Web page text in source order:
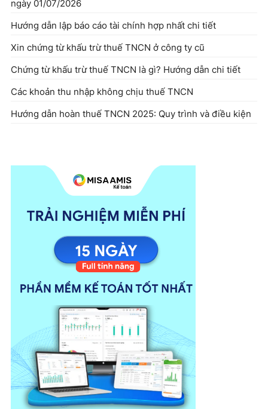
ngày 01/07/2026
Hướng dẫn lập báo cáo tài chính hợp nhất chi tiết
Xin chứng từ khấu trừ thuế TNCN ở công ty cũ
Chứng từ khấu trừ thuế TNCN là gì? Hướng dẫn chi tiết
Các khoản thu nhập không chịu thuế TNCN
Hướng dẫn hoàn thuế TNCN 2025: Quy trình và điều kiện